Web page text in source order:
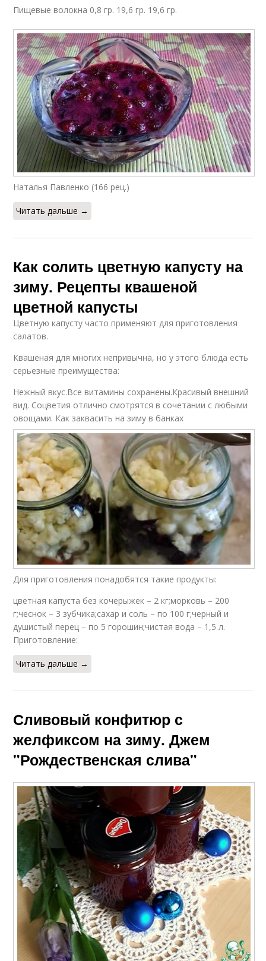
Пищевые волокна 0,8 гр. 19,6 гр. 19,6 гр.
Наталья Павленко (166 рец.)
Читать дальше →
Как солить цветную капусту на
зиму. Рецепты квашеной
цветной капусты
Цветную капусту часто применяют для приготовления
салатов.
Квашеная для многих непривычна, но у этого блюда есть
серьезные преимущества:
Нежный вкус.Все витамины сохранены.Красивый внешний
вид. Соцветия отлично смотрятся в сочетании с любыми
овощами. Как заквасить на зиму в банках
Для приготовления понадобятся такие продукты:
цветная капуста без кочерыжек – 2 кг;морковь – 200
г;чеснок – 3 зубчика;сахар и соль – по 100 г;черный и
душистый перец – по 5 горошин;чистая вода – 1,5 л.
Приготовление:
Читать дальше →
Сливовый конфитюр с
желфиксом на зиму. Джем
"Рождественская слива"